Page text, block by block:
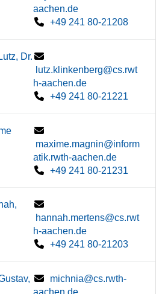
aachen.de
+49 241 80-21208
Dr.
lutz.klinkenberg@cs.rwt
h-aachen.de
+49 241 80-21221
maxime.magnin@inform
atik.rwth-aachen.de
+49 241 80-21231
hannah.mertens@cs.rwt
h-aachen.de
+49 241 80-21203
michnia@cs.rwth-
aachen.de